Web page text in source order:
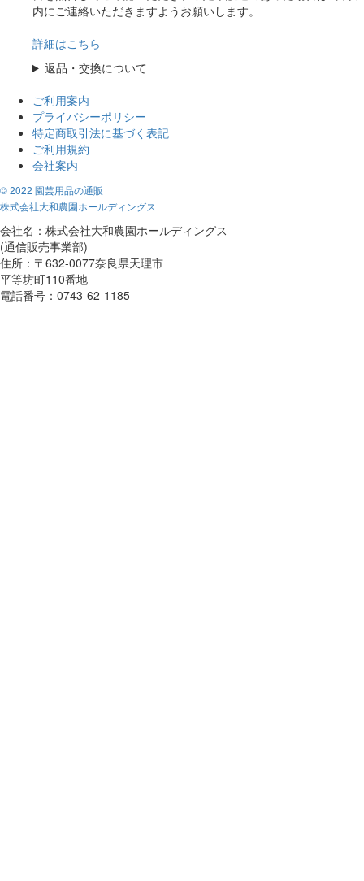
内にご連絡いただきますようお願いします。
詳細はこちら
返品・交換について
ご利用案内
プライバシーポリシー
特定商取引法に基づく表記
ご利用規約
会社案内
© 2022 園芸用品の通販
株式会社大和農園ホールディングス
会社名：株式会社大和農園ホールディングス
(通信販売事業部)
住所：〒632-0077奈良県天理市
平等坊町110番地
電話番号：0743-62-1185